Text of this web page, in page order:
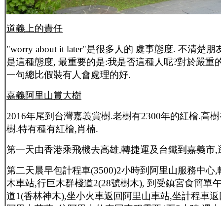
道義上的責任
"worry about it later"是很多人的 處事態度. 不清楚朋
是這種態度, 最重要的是:我是否這種人呢?對於嚴重
一句總比假裝有人會處理的好.
嘉義阿里山賞大樹
2016年尾到台灣嘉義賞樹.老樹有2300年的紅檜.高
樹.特有種有紅檜,肖楠.
第一天由香港乘飛機去高雄,轉捷運及台鐵到嘉義市,
第二天晨早包計程車(3500)2小時到阿里山服務中心,
木車站,行巨木群棧道2(28號樹木), 到受鎮宮食簡單
道1(香林神木),坐小火車返回阿里山車站,坐計程車